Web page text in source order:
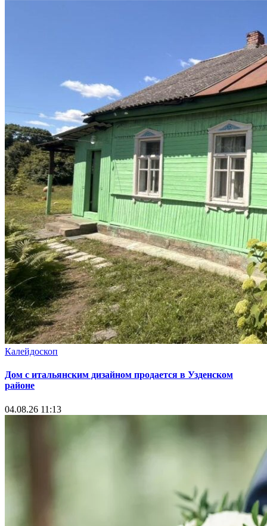
Калейдоскоп
Дом с итальянским дизайном продается в Узденском
районе
04.08.26 11:13